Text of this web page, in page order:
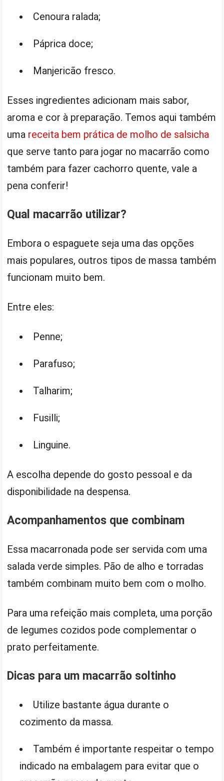
Cenoura ralada;
Páprica doce;
Manjericão fresco.
Esses ingredientes adicionam mais sabor,
aroma e cor à preparação. Temos aqui também
uma receita bem prática de molho de salsicha
que serve tanto para jogar no macarrão como
também para fazer cachorro quente, vale a
pena conferir!
Qual macarrão utilizar?
Embora o espaguete seja uma das opções
mais populares, outros tipos de massa também
funcionam muito bem.
Entre eles:
Penne;
Parafuso;
Talharim;
Fusilli;
Linguine.
A escolha depende do gosto pessoal e da
disponibilidade na despensa.
Acompanhamentos que combinam
Essa macarronada pode ser servida com uma
salada verde simples. Pão de alho e torradas
também combinam muito bem com o molho.
Para uma refeição mais completa, uma porção
de legumes cozidos pode complementar o
prato perfeitamente.
Dicas para um macarrão soltinho
Utilize bastante água durante o
cozimento da massa.
Também é importante respeitar o tempo
indicado na embalagem para evitar que o